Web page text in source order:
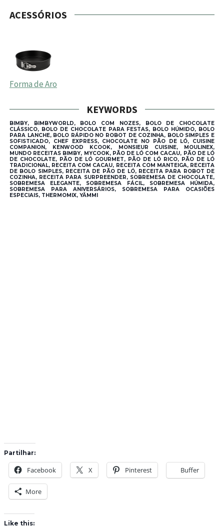
ACESSÓRIOS
Forma de Aro
KEYWORDS
BIMBY, BIMBYWORLD, BOLO COM NOZES, BOLO DE CHOCOLATE
CLÁSSICO, BOLO DE CHOCOLATE PARA FESTAS, BOLO HÚMIDO, BOLO
PARA LANCHE, BOLO RÁPIDO NO ROBOT DE COZINHA, BOLO SIMPLES E
SOFISTICADO, CHEF EXPRESS, CHOCOLATE NO PÃO DE LÓ, CUISINE
COMPANION, KENWOOD KCOOK, MONSIEUR CUISINE, MOULINEX,
MUNDO RECEITAS BIMBY, MYCOOK, PÃO DE LÓ COM CACAU, PÃO DE LÓ
DE CHOCOLATE, PÃO DE LÓ GOURMET, PÃO DE LÓ RICO, PÃO DE LÓ
TRADICIONAL, RECEITA COM CACAU, RECEITA COM MANTEIGA, RECEITA
DE BOLO SIMPLES, RECEITA DE PÃO DE LÓ, RECEITA PARA ROBOT DE
COZINHA, RECEITA PARA SURPREENDER, SOBREMESA DE CHOCOLATE,
SOBREMESA ELEGANTE, SOBREMESA FÁCIL, SOBREMESA HÚMIDA,
SOBREMESA PARA ANIVERSÁRIOS, SOBREMESA PARA OCASIÕES
ESPECIAIS, THERMOMIX, YÄMMI
Partilhar:
Facebook X Pinterest Buffer
More
Like this: